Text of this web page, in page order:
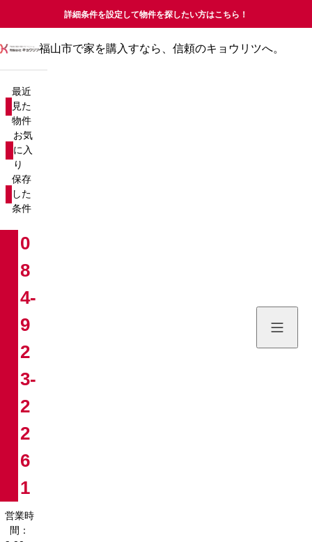
分譲マンション
お問い合わせ
詳細条件を設定して物件を探したい方はこちら！
福山市で家を購入すなら、信頼のキョウリツへ。
最近
見た
物件
お気
に入
り
保存
した
条件
0
8
4-
9
2
3-
2
2
6
1
営業時
間：